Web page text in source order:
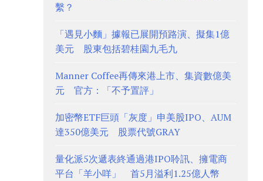
繫？
「遇見小麵」據報已展開預路演、擬集1億
美元 股東包括碧桂園九毛九
Manner Coffee再傳來港上市、集資數億美
元 官方：「不予置評」
加密幣ETF巨頭「灰度」申美股IPO、AUM
達350億美元 股票代號GRAY
量化派5次遞表終通過港IPO聆訊、擁電商
平台「羊小咩」 首5月溢利1.25億人幣